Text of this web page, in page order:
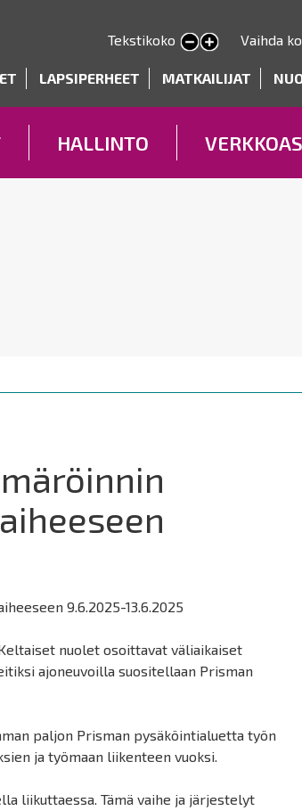
pääsisältöön
Tekstikoko
Pienennä tekstin kokoa
Suurenna tekstin kokoa Vaihda
LAPSIPERHEET MATKAILIJAT
HALLINTO
9.6.2025-13.6.2025
nuolet osoittavat väliaikaiset
ajoneuvoilla suositellaan Prisman
paljon Prisman pysäköintialuetta työn
ja työmaan liikenteen vuoksi.
liikuttaessa. Tämä vaihe ja järjestelyt